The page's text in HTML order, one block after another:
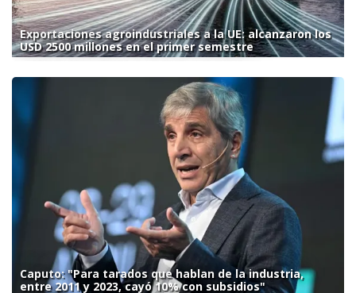
Exportaciones agroindustriales a la UE: alcanzaron los
USD 2500 millones en el primer semestre
Caputo: "Para tarados que hablan de la industria,
entre 2011 y 2023, cayó 10% con subsidios"